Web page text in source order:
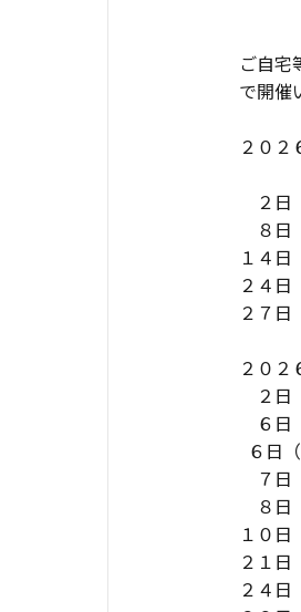
ご自宅
で開催
２０
２
８日
１４
２４
２７
２０
２
６
６日
７日
８
１０
２１
２４